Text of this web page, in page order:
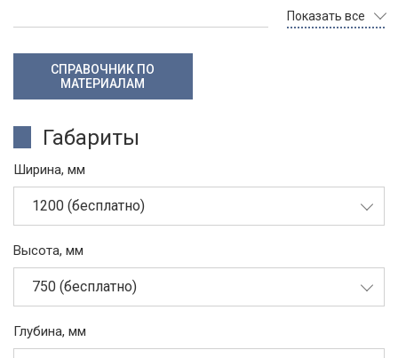
Показать все
СПРАВОЧНИК ПО
МАТЕРИАЛАМ
Габариты
Ширина, мм
1200 (бесплатно)
Высота, мм
750 (бесплатно)
Глубина, мм